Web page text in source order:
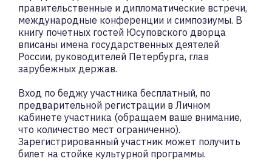
правительственные и дипломатические встречи,
международные конференции и симпозиумы. В
книгу почетных гостей Юсуповского дворца
вписаны имена государственных деятелей
России, руководителей Петербурга, глав
зарубежных держав.
Вход по беджу участника бесплатный, по
предварительной регистрации в Личном
кабинете участника (обращаем ваше внимание,
что количество мест ограниченно).
Зарегистрированный участник может получить
билет на стойке культурной программы.